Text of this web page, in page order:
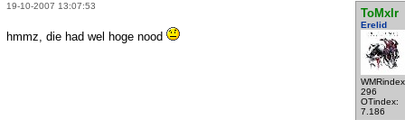
19-10-2007 13:07:53
ToMxlr
Erelid
296
OTindex:
7.186
hmmz, die had wel hoge nood